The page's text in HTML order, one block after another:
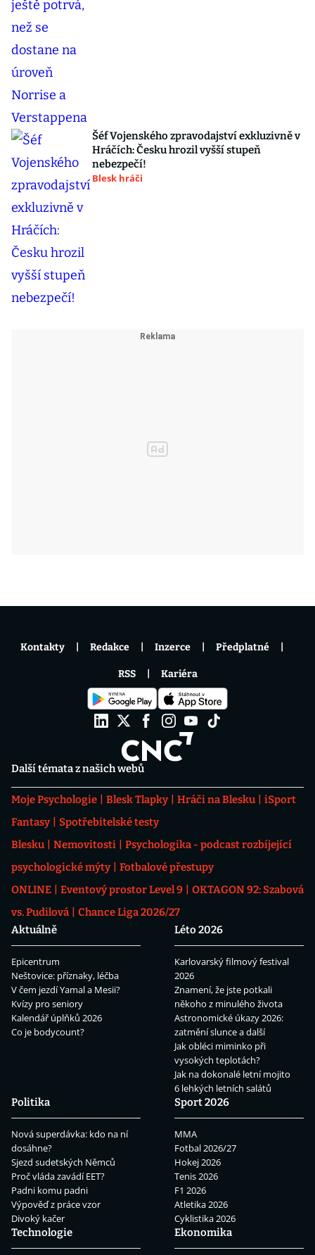
Šéf Vojenského zpravodajství exkluzivně v
Hráčích: Česku hrozil vyšší stupeň
nebezpečí!
Blesk hráči
Další témata z našich webů
Moje Psychologie Blesk Tlapky Hráči na Blesku
iSport
Fantasy
Spotřebitelské testy
Blesku
Nemovitosti
Psychologika - podcast rozbíjející
psychologické mýty
Fotbalové přestupy
ONLINE
Eventový prostor Level 9
OKTAGON 92: Szabová
vs. Pudilová
Chance Liga 2026/27
Aktuálně
Epicentrum
Neštovice: příznaky, léčba
V čem jezdí Yamal a Mesii?
Kvízy pro seniory
Kalendář úplňků 2026
Co je bodycount?
Léto 2026
Karlovarský filmový festival
2026
Znamení, že jste potkali
někoho z minulého života
Astronomické úkazy 2026:
zatmění slunce a další
Jak obléci miminko při
vysokých teplotách?
Jak na dokonalé letní mojito
6 lehkých letních salátů
Politika
Nová superdávka: kdo na ní
dosáhne?
Sjezd sudetských Němců
Proč vláda zavádí EET?
Padni komu padni
Výpověď z práce vzor
Divoký kačer
Sport 2026
MMA
Fotbal 2026/27
Hokej 2026
Tenis 2026
F1 2026
Atletika 2026
Cyklistika 2026
Technologie
Ekonomika
Kontakty Redakce Inzerce Předplatné
RSS Kariéra